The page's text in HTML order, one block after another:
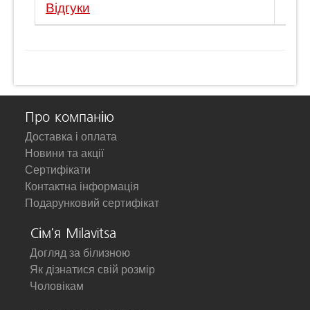
Відгуки
Про компанію
Доставка і оплата
Новини та акції
Сертифікати
Контактна інформація
Подарунковий сертифікат
Сім'я Milavitsa
Догляд за білизною
Як дізнатися свій розмір
Чоловікам